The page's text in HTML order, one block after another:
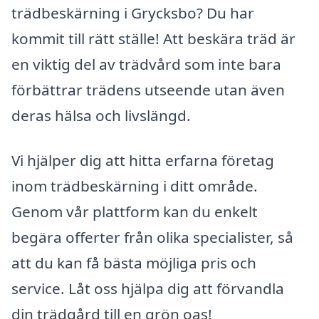
trädbeskärning i Grycksbo? Du har
kommit till rätt ställe! Att beskära träd är
en viktig del av trädvård som inte bara
förbättrar trädens utseende utan även
deras hälsa och livslängd.
Vi hjälper dig att hitta erfarna företag
inom trädbeskärning i ditt område.
Genom vår plattform kan du enkelt
begära offerter från olika specialister, så
att du kan få bästa möjliga pris och
service. Låt oss hjälpa dig att förvandla
din trädgård till en grön oas!